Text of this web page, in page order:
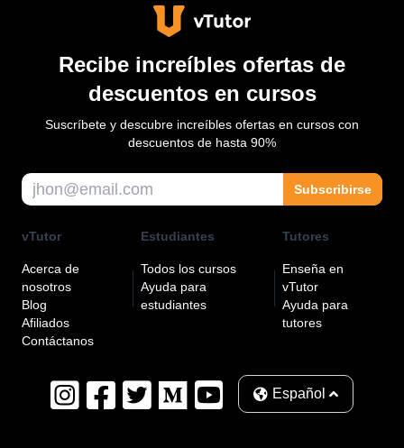
Recibe increíbles ofertas de
descuentos en cursos
Suscríbete y descubre increíbles ofertas en cursos con
descuentos de hasta 90%
Subscribirse
vTutor
Acerca de
nosotros
Blog
Afiliados
Contáctanos
Estudiantes
Todos los cursos
Ayuda para
estudiantes
Tutores
Enseña en
vTutor
Ayuda para
tutores
Español